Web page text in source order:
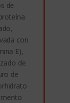
de
con
E),
de
de